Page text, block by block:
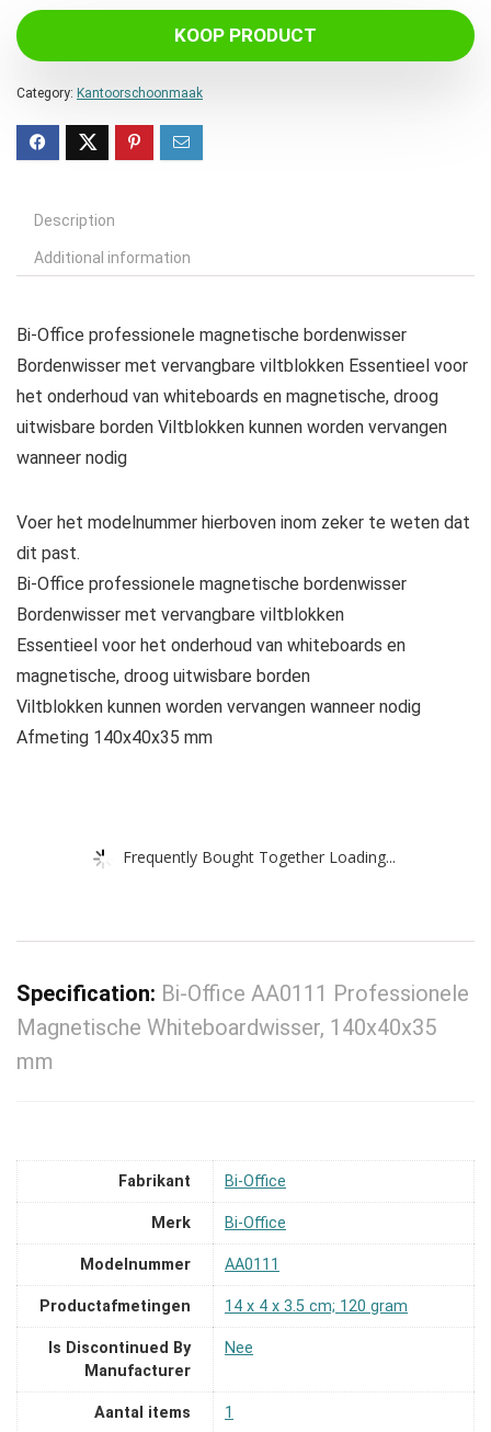
KOOP PRODUCT
Category: Kantoorschoonmaak
Description
Additional information
Bi-Office professionele magnetische bordenwisser
Bordenwisser met vervangbare viltblokken Essentieel voor
het onderhoud van whiteboards en magnetische, droog
uitwisbare borden Viltblokken kunnen worden vervangen
wanneer nodig
Voer het modelnummer hierboven inom zeker te weten dat
dit past.
Bi-Office professionele magnetische bordenwisser
Bordenwisser met vervangbare viltblokken
Essentieel voor het onderhoud van whiteboards en
magnetische, droog uitwisbare borden
Viltblokken kunnen worden vervangen wanneer nodig
Afmeting 140x40x35 mm
Frequently Bought Together Loading...
Specification: Bi-Office AA0111 Professionele
Magnetische Whiteboardwisser, 140x40x35
mm
Fabrikant ‎Bi-Office
Merk ‎Bi-Office
Modelnummer ‎AA0111
Productafmetingen ‎14 x 4 x 3.5 cm; 120 gram
Is Discontinued By
Manufacturer
‎Nee
Aantal items ‎1